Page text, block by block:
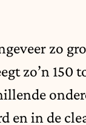
zo
zo’n 150
en in de